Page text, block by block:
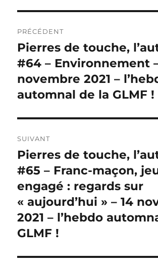
de
l’article
PRÉCÉDENT
Publication
précédente :
Pierres de touche,
#64 – Environnement
novembre 2021 –
automnal de la GLMF !
SUIVANT
Publication
suivante :
Pierres de touche,
#65 – Franc-maçon,
engagé : regards sur
« aujourd’hui » – 14
2021 – l’hebdo
GLMF !